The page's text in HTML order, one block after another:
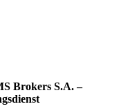
Brokers S.A. –